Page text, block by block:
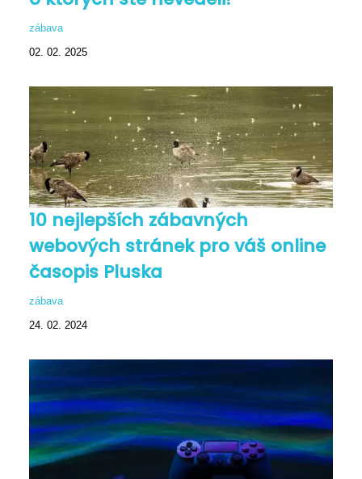
zábava
02. 02. 2025
10 nejlepších zábavných
webových stránek pro váš online
časopis Pluska
zábava
24. 02. 2024